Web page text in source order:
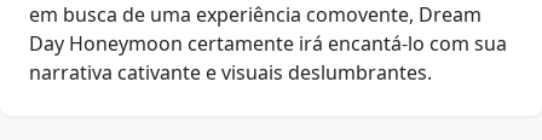
em busca de uma experiência comovente, Dream
Day Honeymoon certamente irá encantá-lo com sua
narrativa cativante e visuais deslumbrantes.